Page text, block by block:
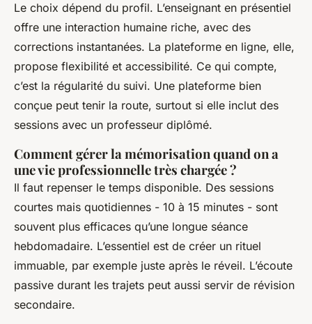
Le choix dépend du profil. L’enseignant en présentiel
offre une interaction humaine riche, avec des
corrections instantanées. La plateforme en ligne, elle,
propose flexibilité et accessibilité. Ce qui compte,
c’est la régularité du suivi. Une plateforme bien
conçue peut tenir la route, surtout si elle inclut des
sessions avec un professeur diplômé.
Comment gérer la mémorisation quand on a
une vie professionnelle très chargée ?
Il faut repenser le temps disponible. Des sessions
courtes mais quotidiennes - 10 à 15 minutes - sont
souvent plus efficaces qu’une longue séance
hebdomadaire. L’essentiel est de créer un rituel
immuable, par exemple juste après le réveil. L’écoute
passive durant les trajets peut aussi servir de révision
secondaire.